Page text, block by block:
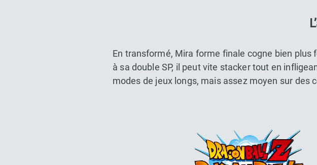
En transformé, Mira forme finale cogne bien plus
à sa double SP, il peut vite stacker tout en
modes de jeux longs, mais assez moyen sur des